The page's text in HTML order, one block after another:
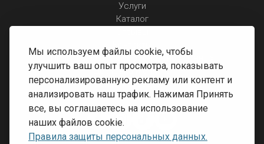
Мы используем файлы cookie, чтобы
улучшить ваш опыт просмотра, показывать
персонализированную рекламу или контент и
анализировать наш трафик. Нажимая Принять
все, вы соглашаетесь на использование
наших файлов cookie.
Правила защиты персональных данных.
Услуги
Каталог
Правила защиты персональных данных
Доставка и оплата
Условия возврата